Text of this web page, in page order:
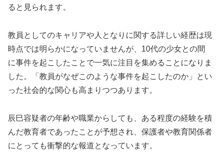
ると見られます。
教員としてのキャリアや人となりに関する詳しい経歴は現
時点では明らかになっていませんが、10代の少女との間
に事件を起こしたことで一気に注目を集めることになりま
した。「教員がなぜこのような事件を起こしたのか」とい
った社会的な関心も高まりつつあります。
辰巳容疑者の年齢や職業からしても、ある程度の経験を積
んだ教育者であったことが予想され、保護者や教育関係者
にとっても衝撃的な報道となっています。